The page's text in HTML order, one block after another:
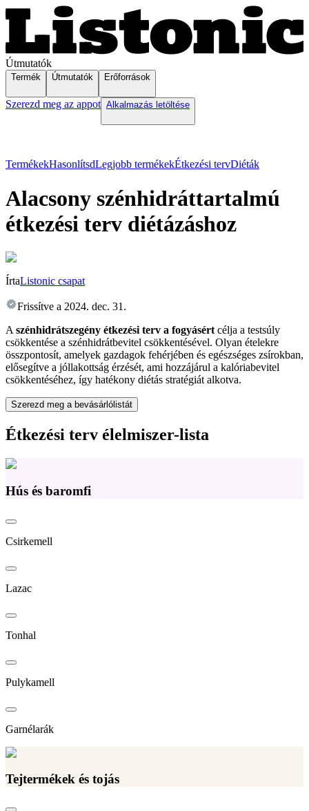
Útmutatók
Termék Útmutatók Erőforrások
Szerezd meg az appot Alkalmazás letöltése
TermékekHasonlítsdLegjobb termékekÉtkezési tervDiéták
Alacsony szénhidráttartalmú
étkezési terv diétázáshoz
ÍrtaListonic csapat
Frissítve a 2024. dec. 31.
A szénhidrátszegény étkezési terv a fogyásért célja a testsúly
csökkentése a szénhidrátbevitel csökkentésével. Olyan ételekre
összpontosít, amelyek gazdagok fehérjében és egészséges zsírokban,
elősegítve a jóllakottság érzését, ami hozzájárul a kalóriabevitel
csökkentéséhez, így hatékony diétás stratégiát alkotva.
Szerezd meg a bevásárlólistát
Étkezési terv élelmiszer-lista
Hús és baromfi
Csirkemell
Lazac
Tonhal
Pulykamell
Garnélarák
Tejtermékek és tojás